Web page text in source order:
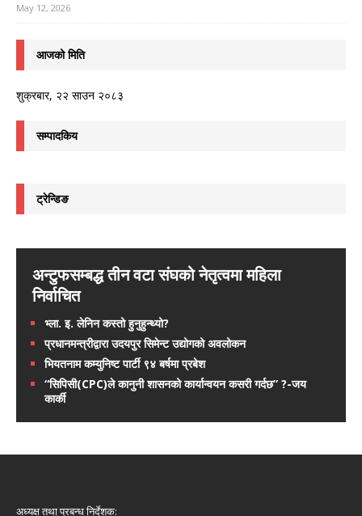
May 12, 2026
आजको मिति
शुक्रबार, २२ साउन २०८३
सम्पादकिय
ट्रेन्डिङ
अन्टुफसम्बद्ध तीन वटा संघको नेतृत्वमा महिला
निर्वाचित
भ्ला. इ. लेनिन कस्तो हुनुहुन्थ्यो?
प्रधानमन्त्रीद्वारा उदयपुर सिमेन्ट उद्योगको अवलोकन
भियतनाम कम्युनिष्ट पार्टी ९४ बर्षमा प्रबेश
“सिपिसी(CPC)ले कानुनी शासनको कार्यान्वयन कसरी गर्दछ” ?-जय
कार्की
अध्यक्ष तथा प्रबन्ध निर्देशक: